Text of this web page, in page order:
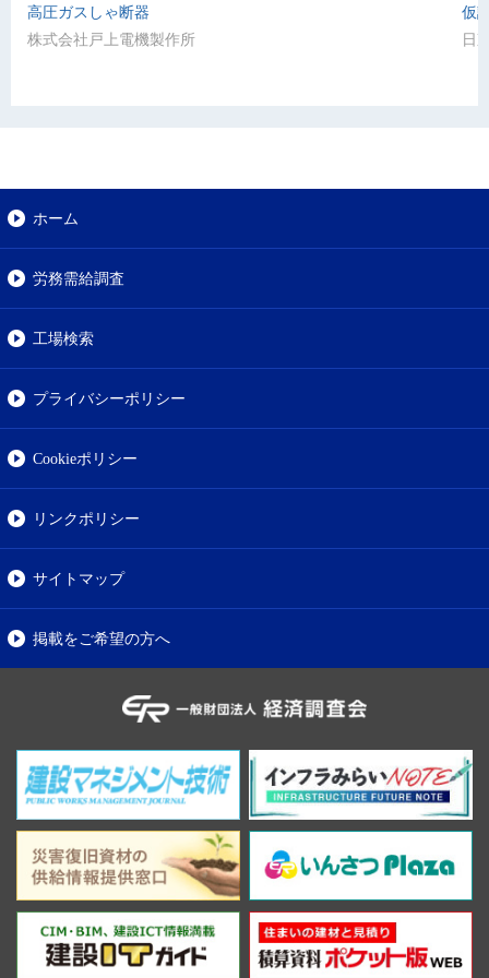
高圧ガスしゃ断器
株式会社戸上電機製作所
仮
日
ホーム
労務需給調査
工場検索
プライバシーポリシー
Cookieポリシー
リンクポリシー
サイトマップ
掲載をご希望の方へ